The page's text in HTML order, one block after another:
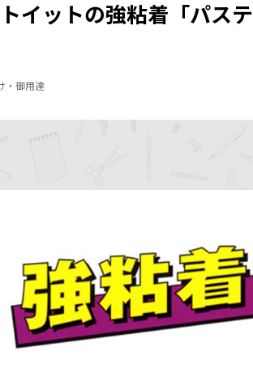
イットの強粘着「パステ
・御用達